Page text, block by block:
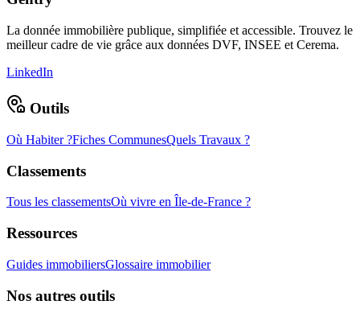
La donnée immobilière publique, simplifiée et accessible. Trouvez le
meilleur cadre de vie grâce aux données DVF, INSEE et Cerema.
LinkedIn
Outils
Où Habiter ?Fiches CommunesQuels Travaux ?
Classements
Tous les classementsOù vivre en Île-de-France ?
Ressources
Guides immobiliersGlossaire immobilier
Nos autres outils